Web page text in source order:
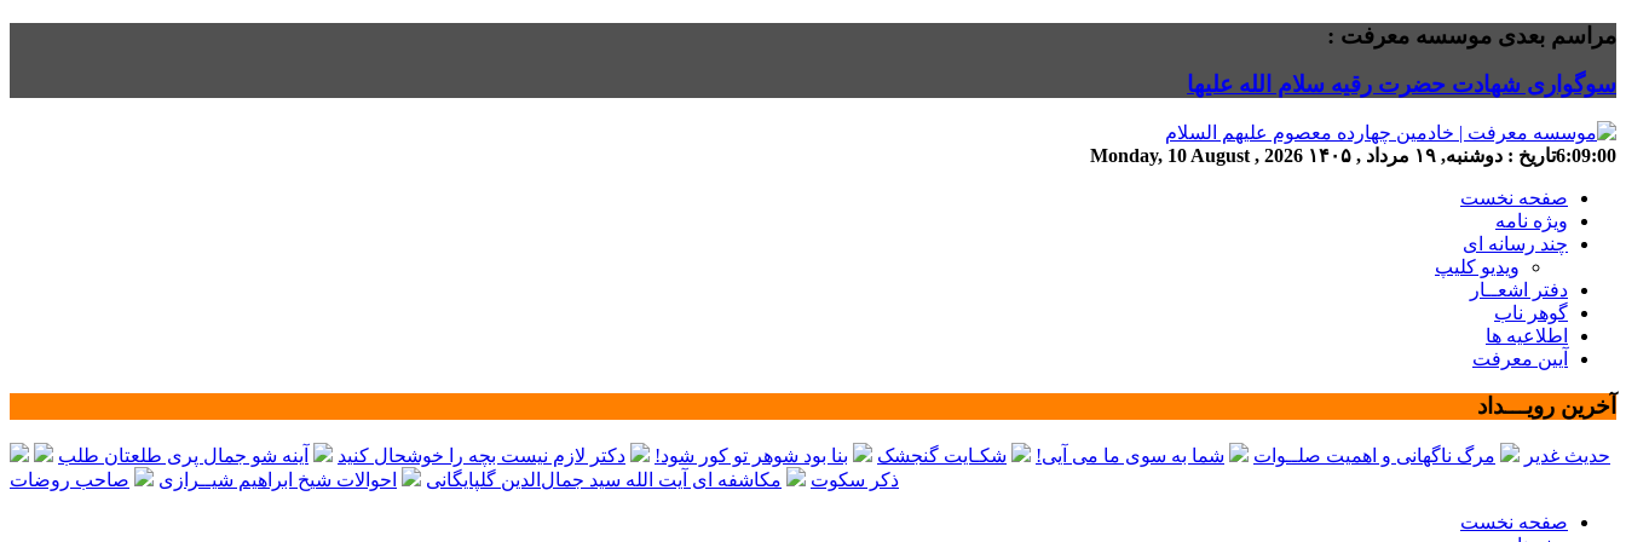
مراسم بعدی موسسه معرفت :
سوگواری شهادت حضرت رقیه سلام الله علیها
6:09:00تاریخ : دوشنبه, ۱۹ مرداد , ۱۴۰۵ Monday, 10 August , 2026
صفحه نخست
ویژه نامه
چند رسانه ای
ویدیو کلیپ
دفتر اشعــار
گوهر ناب
اطلاعیه ها
آیین معرفت
آخرین رویـــداد
حدیث غدیر مرگ ناگهانی و اهمیت صلــوات شما به سوی ما می آیی! شکـایت گنجشک بنا بود شوهر تو کور شود! دکتر لازم نیست بچه را خوشحال کنید
آینه شو جمال پری طلعتان طلب
ذکر سکوت
مکاشفه ای آیت الله سید جمال‌الدین گلپایگانی احوالات شیخ ابراهیم شیــرازی صاحب روضات
صفحه نخست